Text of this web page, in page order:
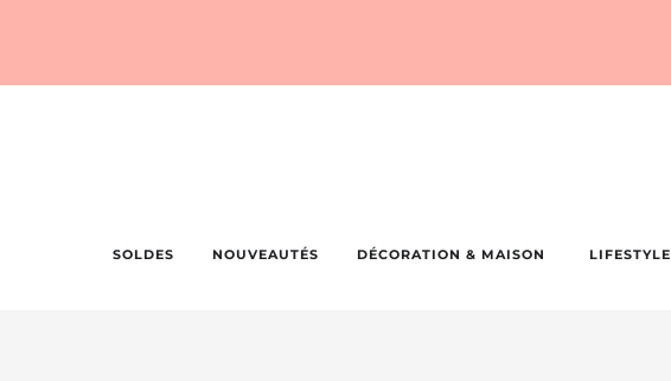
SOLDES NOUVEAUTÉS DÉCORATION & MAISON LIFESTYLE